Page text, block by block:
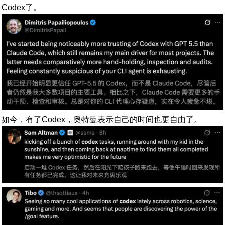
Codex了。
如今，有了Codex，奥特曼表示自己的时间也更自由了。